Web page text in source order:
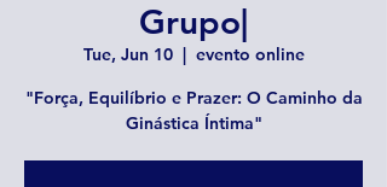
Grupo|
Tue, Jun 10
  |
evento online
"Força, Equilíbrio e Prazer: O Caminho da